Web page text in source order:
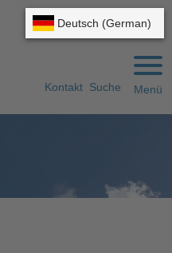
Kontakt Suche Menü